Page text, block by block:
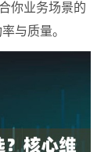
你业务场景的
与质量。